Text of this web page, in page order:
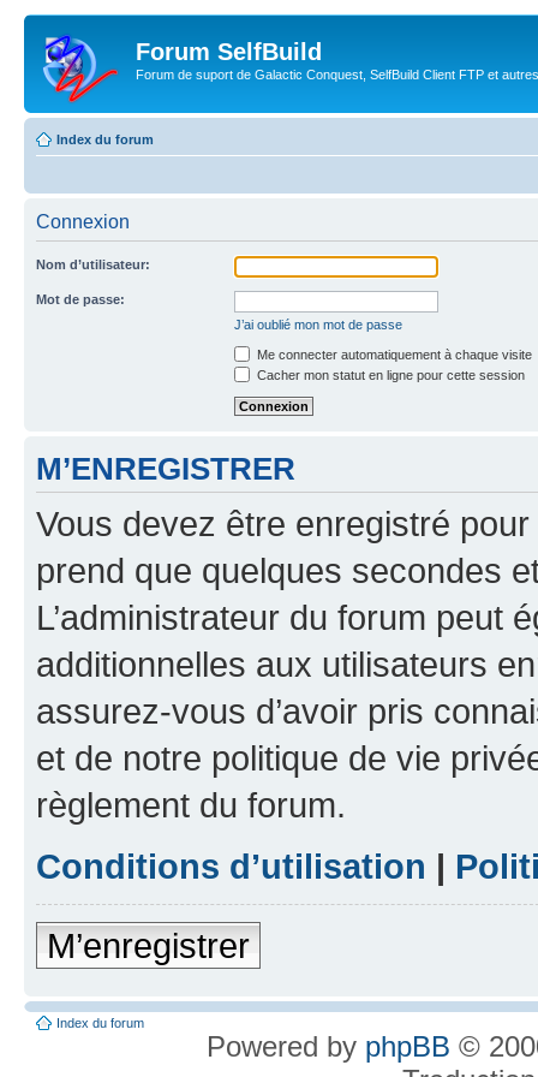
Forum SelfBuild
Forum de suport de Galactic Conquest, SelfBuild Client FTP et
Index du forum
Connexion
Nom d’utilisateur:
Mot de passe:
J’ai oublié mon mot de passe
Me connecter automatiquement à chaque visite
Cacher mon statut en ligne pour cette session
M’ENREGISTRER
Vous devez être enregistré
prend que quelques secondes
L’administrateur du forum peut
additionnelles aux utilisateurs
assurez-vous d’avoir pris
et de notre politique de vie
règlement du forum.
Conditions d’utilisation |
M’enregistrer
Index du forum
Powered by phpBB ©